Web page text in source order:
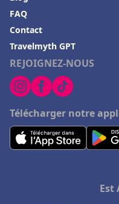
Hôtels à Quillan
Hôtels à Neuilly-
Hôtels à Liège
Hôtels à Hollywood
Hôtels à Mandelieu La
Hôtels en Belgique
REJOIGNEZ-NOUS
Télécharger notre
FAQ
Contact
Travelmyth GPT
Est